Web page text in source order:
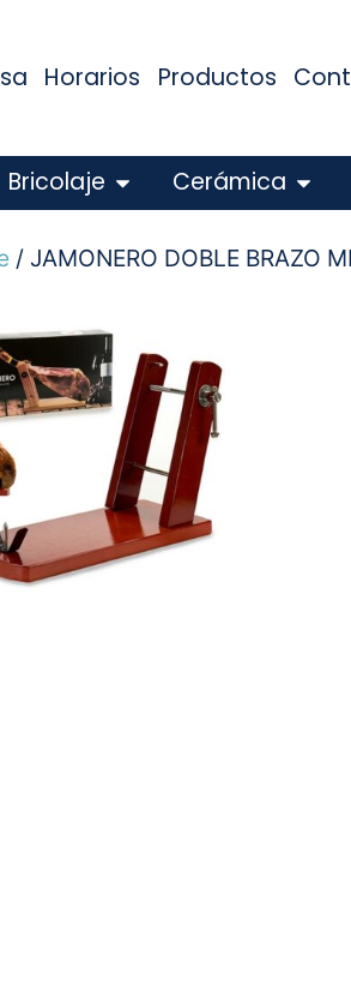
Horarios Productos
Bricolaje Cerámica
/ JAMONERO DOBLE BRAZO